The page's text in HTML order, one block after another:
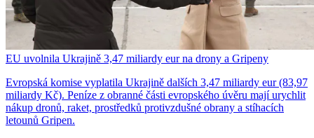
EU uvolnila Ukrajině 3,47 miliardy eur na drony a Gripeny
Evropská komise vyplatila Ukrajině dalších 3,47 miliardy eur (83,97
miliardy Kč). Peníze z obranné části evropského úvěru mají urychlit
nákup dronů, raket, prostředků protivzdušné obrany a stíhacích
letounů Gripen.